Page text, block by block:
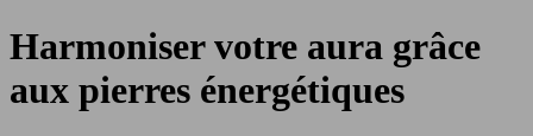
Harmoniser votre aura grâce
aux pierres énergétiques